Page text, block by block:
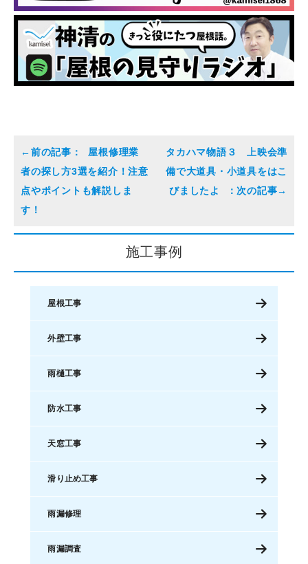
屋根修理業
者の探し方3選を紹介！注意
点やポイントも解説しま
す！
タカハマ物語３ 上映会準
備で大道具・小道具をはこ
びましたよ
施工事例
屋根工事
外壁工事
雨樋工事
防水工事
天窓工事
滑り止め工事
雨漏修理
雨漏調査